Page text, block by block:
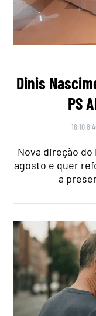
Dinis
PS
16:10 8
Nova direção
agosto e quer
a